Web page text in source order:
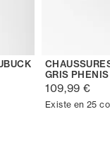
GRIS PHENIS
109,99 €
Existe en 25